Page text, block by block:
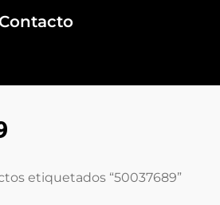
Contacto
etiquetados “50037689”